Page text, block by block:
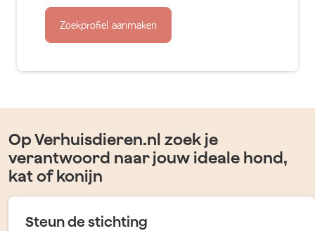
Zoekprofiel aanmaken
Op Verhuisdieren.nl zoek je
verantwoord naar jouw ideale hond,
kat of konijn
Steun de stichting